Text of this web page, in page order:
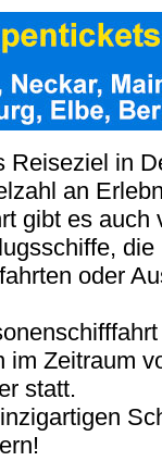
Reiseziel in
an
gibt es auch
oder
im Zeitraum
statt.